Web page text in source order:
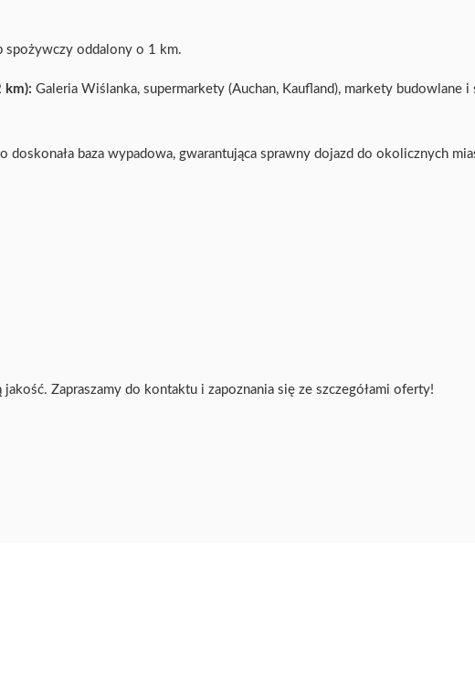
spożywczy oddalony o 1 km.
km): Galeria Wiślanka, supermarkety (Auchan, Kaufland), markety budowlane
doskonała baza wypadowa, gwarantująca sprawny dojazd do okolicznych
Zapraszamy do kontaktu i zapoznania się ze szczegółami oferty!